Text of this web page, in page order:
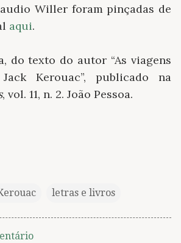
Willer foram pinçadas de
aqui.
do texto do autor “As viagens
Kerouac”, publicado na
, vol. 11, n. 2. João Pessoa.
letras e livros